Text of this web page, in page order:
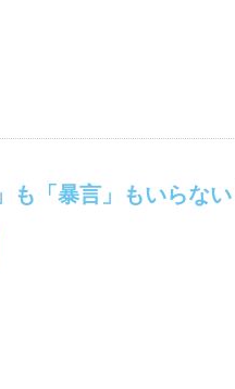
も「暴言」もいらない